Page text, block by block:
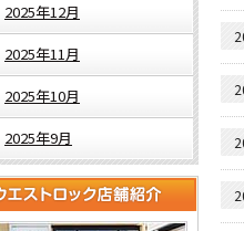
2025年12月
2025年11月
2025年10月
2025年9月